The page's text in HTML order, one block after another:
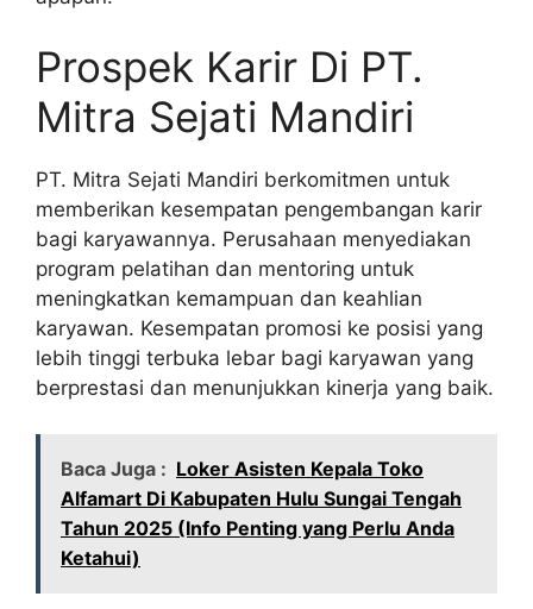
Prospek Karir Di PT.
Mitra Sejati Mandiri
PT. Mitra Sejati Mandiri berkomitmen untuk
memberikan kesempatan pengembangan karir
bagi karyawannya. Perusahaan menyediakan
program pelatihan dan mentoring untuk
meningkatkan kemampuan dan keahlian
karyawan. Kesempatan promosi ke posisi yang
lebih tinggi terbuka lebar bagi karyawan yang
berprestasi dan menunjukkan kinerja yang baik.
Baca Juga : Loker Asisten Kepala Toko
Alfamart Di Kabupaten Hulu Sungai Tengah
Tahun 2025 (Info Penting yang Perlu Anda
Ketahui)